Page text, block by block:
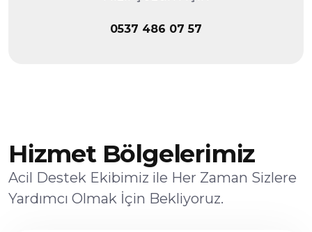
0537 486 07 57
Hizmet Bölgelerimiz
Acil Destek Ekibimiz ile Her Zaman Sizlere
Yardımcı Olmak İçin Bekliyoruz.